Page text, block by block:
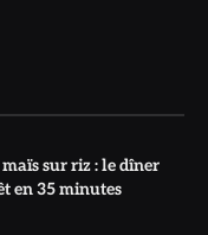
sur riz : le dîner
en 35 minutes